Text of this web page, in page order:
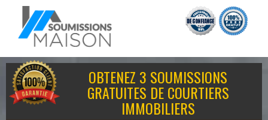
OBTENEZ 3 SOUMISSIONS
GRATUITES DE COURTIERS
IMMOBILIERS